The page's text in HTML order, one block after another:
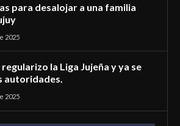
para desalojar a una familia
2025
la Liga Jujeña y ya se
autoridades.
2025